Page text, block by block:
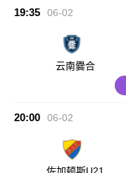
19:35 06-02
云南爨合
20:00 06-02